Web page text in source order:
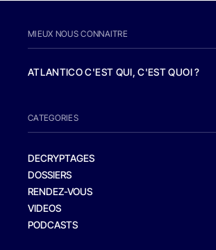
MIEUX NOUS CONNAITRE
ATLANTICO C'EST QUI, C'EST QUOI ?
CATEGORIES
DECRYPTAGES
DOSSIERS
RENDEZ-VOUS
VIDEOS
PODCASTS